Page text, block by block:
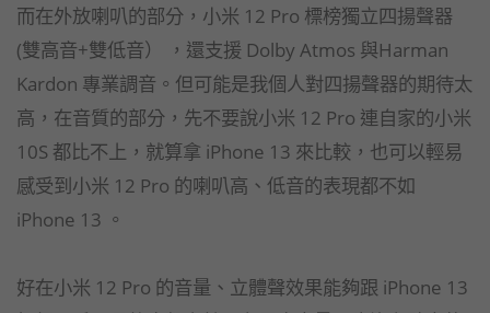
而在外放喇叭的部分，小米 12 Pro 標榜獨立四揚聲器
(雙高音+雙低音） ，還支援 Dolby Atmos 與Harman
Kardon 專業調音。但可能是我個人對四揚聲器的期待太
高，在音質的部分，先不要說小米 12 Pro 連自家的小米
10S 都比不上，就算拿 iPhone 13 來比較，也可以輕易
感受到小米 12 Pro 的喇叭高、低音的表現都不如
iPhone 13 。
好在小米 12 Pro 的音量、立體聲效果能夠跟 iPhone 13